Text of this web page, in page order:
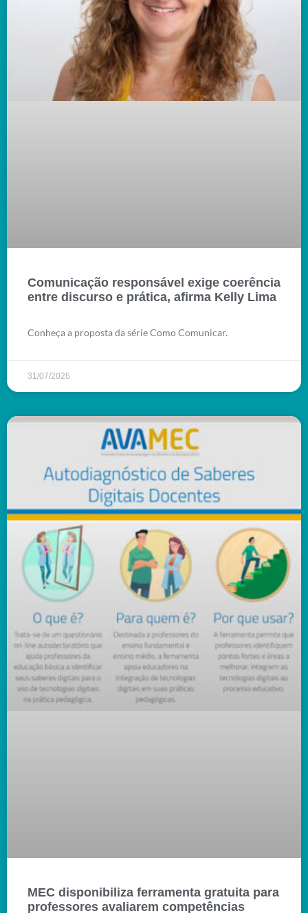
Comunicação responsável exige coerência
entre discurso e prática, afirma Kelly Lima
Conheça a proposta da série Como Comunicar.
31/07/2026
MEC disponibiliza ferramenta gratuita para
professores avaliarem competências